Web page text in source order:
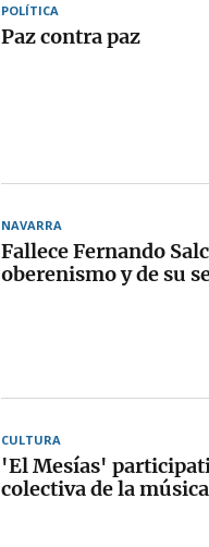
POLÍTICA
Paz contra paz
NAVARRA
Fallece Fernando
oberenismo y de su
CULTURA
'El Mesías'
colectiva de la música